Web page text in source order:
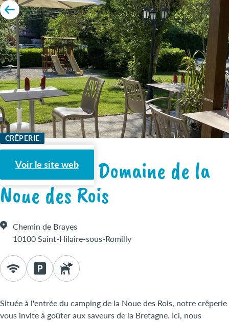
CRÊPERIE
Voir le site web
Crêperie du Domaine de la
Noue des Rois
Chemin de Brayes
10100 Saint-Hilaire-sous-Romilly
Située à l'entrée du camping de la Noue des Rois, notre crêperie
vous invite à goûter aux saveurs de la Bretagne. Ici, nous